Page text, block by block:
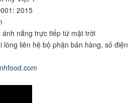
2015
nắng trực tiếp từ mặt trời
liên hệ bộ phận bán hàng, số điện